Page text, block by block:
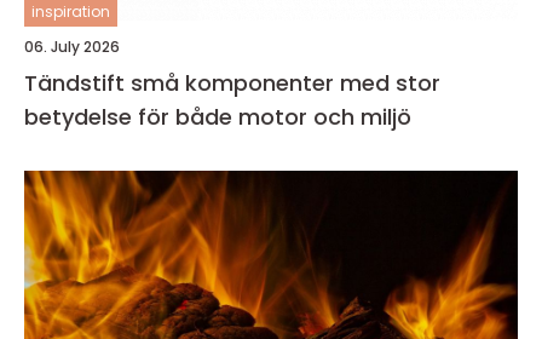
inspiration
06. July 2026
Tändstift små komponenter med stor
betydelse för både motor och miljö